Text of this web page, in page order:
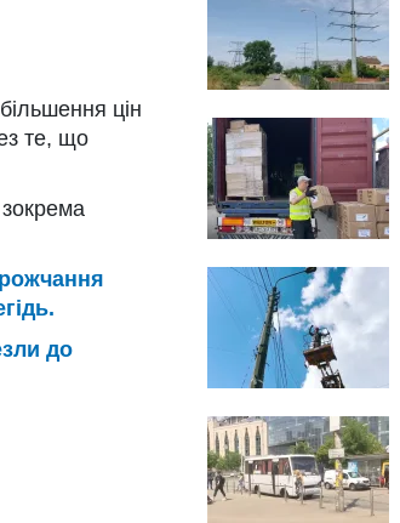
цін
те, що
до